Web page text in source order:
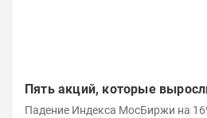
Пять акций, которые
Падение Индекса МосБиржи на